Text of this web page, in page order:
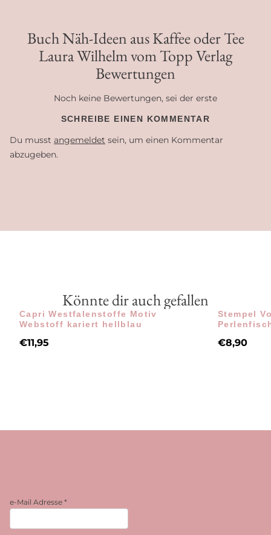
Buch Näh-Ideen aus Kaffee oder Tee
Laura Wilhelm vom Topp Verlag
Bewertungen
Noch keine Bewertungen, sei der erste
SCHREIBE EINEN KOMMENTAR
Du musst angemeldet sein, um einen Kommentar
abzugeben.
Könnte dir auch gefallen
Capri Westfalenstoffe Motiv
Webstoff kariert hellblau
€11,95
Stempel
€8,90
e-Mail Adresse *